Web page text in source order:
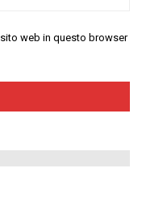
web in questo browser